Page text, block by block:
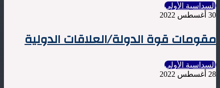
السداسية الأولى
30 أغسطس 2022
مقومات قوة الدولة/العلاقات الدولية
السداسية الأولى
28 أغسطس 2022